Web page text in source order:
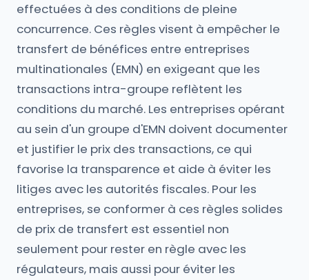
effectuées à des conditions de pleine
concurrence. Ces règles visent à empêcher le
transfert de bénéfices entre entreprises
multinationales (EMN) en exigeant que les
transactions intra-groupe reflètent les
conditions du marché. Les entreprises opérant
au sein d'un groupe d'EMN doivent documenter
et justifier le prix des transactions, ce qui
favorise la transparence et aide à éviter les
litiges avec les autorités fiscales. Pour les
entreprises, se conformer à ces règles solides
de prix de transfert est essentiel non
seulement pour rester en règle avec les
régulateurs, mais aussi pour éviter les